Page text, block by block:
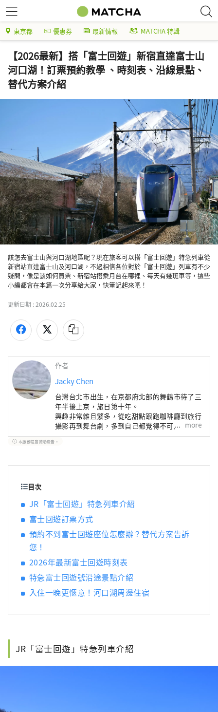
東京都 優惠券 最新情報 MATCHA 特輯
【2026最新】搭「富士回遊」新宿直達富士山
河口湖！訂票預約教學 、時刻表、沿線景點、
替代方案介紹
該怎去富士山與河口湖地區呢？現在旅客可以搭「富士回遊」特急列車從
新宿站直達富士山及河口湖，不過相信各位對於「富士回遊」列車有不少
疑問，像是該如何買票、新宿站搭乘月台在哪裡、每天有幾班車等，這些
小編都會在本篇一次分享給大家，快筆記起來吧！
更新日期 :2026.02.25
作者
Jacky Chen
台灣台北市出生，在京都府北部的舞鶴市待了三
年半後上京，旅日第十年。
興趣非常雜且繁多，從吃甜點跟跑咖啡廳到旅行
攝影再到舞台劇，多到自己都覺得不可思議。
more
本服務包含贊助廣告。
目次
JR「富士回遊」特急列車介紹
富士回遊訂票方式
預約不到富士回遊座位怎麼辦？替代方案告訴
您！
2026年最新富士回遊時刻表
特急富士回遊號沿途景點介紹
入住一晚更愜意！河口湖周邊住宿
JR「富士回遊」特急列車介紹